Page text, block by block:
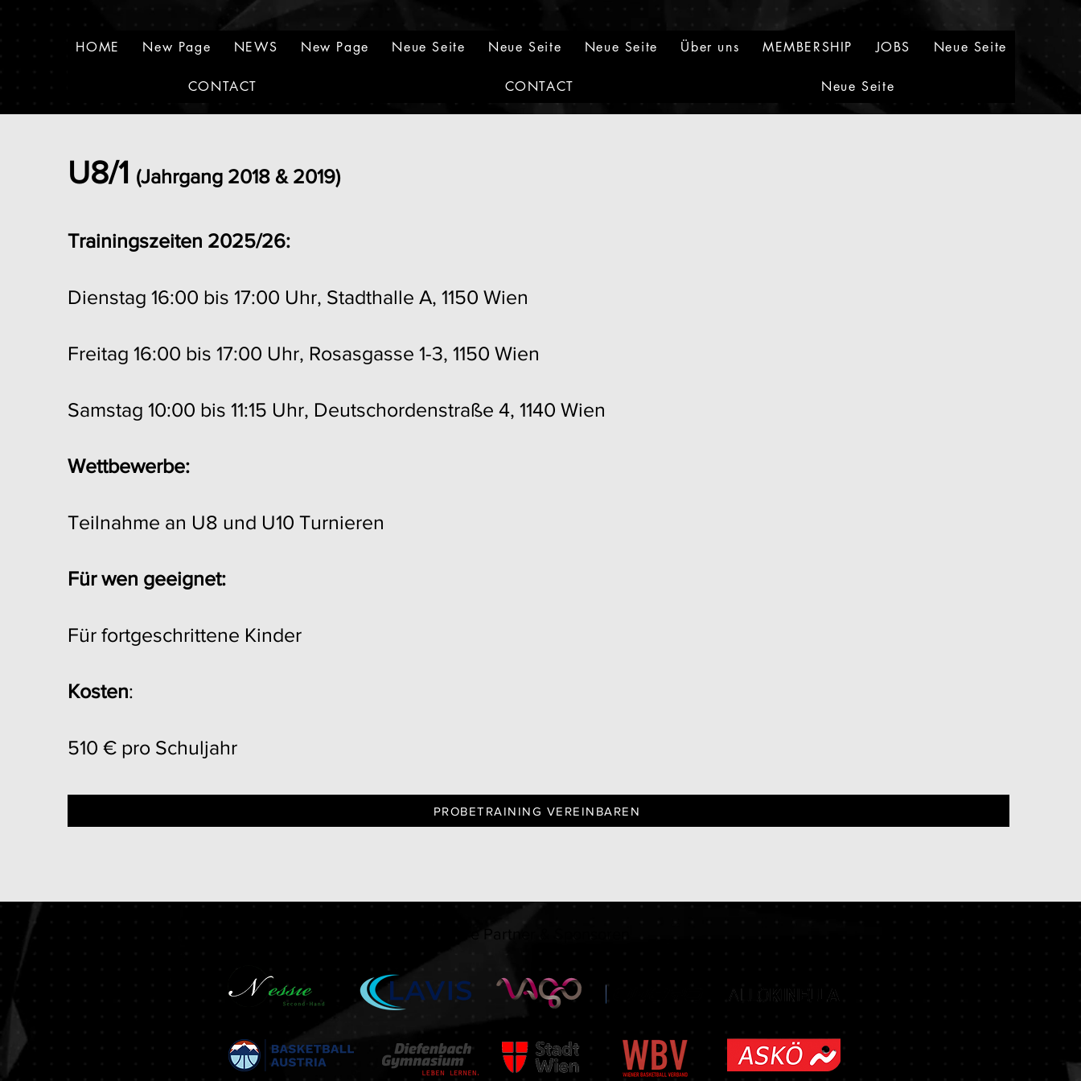
HOME New Page NEWS New Page Neue Seite Neue Seite Neue Seite Über uns MEMBERSHIP JOBS Neue Seite
CONTACT CONTACT Neue Seite
U8/1 (Jahrgang 2018 & 2019)
Trainingszeiten 2025/26:
Dienstag 16:00 bis 17:00 Uhr, Stadthalle A, 1150 Wien
Freitag 16:00 bis 17:00 Uhr, Rosasgasse 1-3, 1150 Wien
Samstag 10:00 bis 11:15 Uhr, Deutschordenstraße 4, 1140 Wien
Wettbewerbe:
Teilnahme an U8 und U10 Turnieren
Für wen geeignet:
Für fortgeschrittene Kinder
Kosten:
510 € pro Schuljahr
PROBETRAINING VEREINBAREN
Unsere Partner & Sponsoren